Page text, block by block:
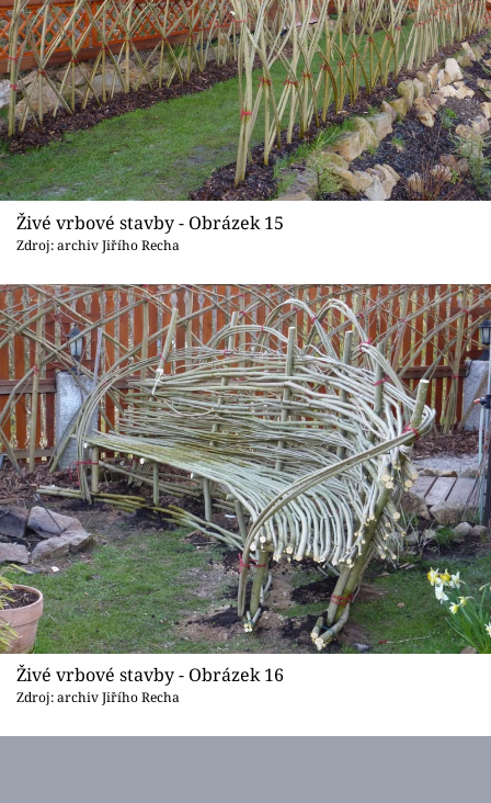
Živé vrbové stavby - Obrázek 15
Zdroj: archiv Jiřího Recha
Živé vrbové stavby - Obrázek 16
Zdroj: archiv Jiřího Recha